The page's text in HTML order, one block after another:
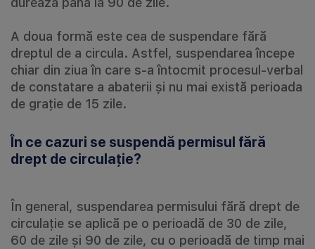
A doua formă este cea de suspendare fără
dreptul de a circula. Astfel, suspendarea începe
chiar din ziua în care s-a întocmit procesul-verbal
de constatare a abaterii și nu mai există perioada
de grație de 15 zile.
În ce cazuri se suspendă permisul fără
drept de circulație?
În general, suspendarea permisului fără drept de
circulație se aplică pe o perioadă de 30 de zile,
60 de zile și 90 de zile, cu o perioadă de timp mai